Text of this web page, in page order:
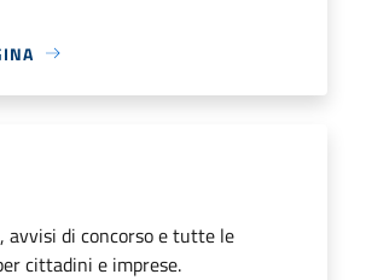
avvisi di concorso e tutte le
cittadini e imprese.